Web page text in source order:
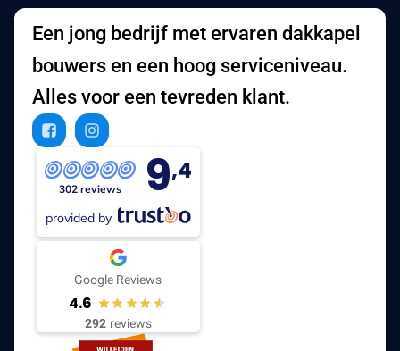
Een jong bedrijf met ervaren dakkapel
bouwers en een hoog serviceniveau.
Alles voor een tevreden klant.
302 reviews 9,4
provided by
Google Reviews
4.6
292 reviews